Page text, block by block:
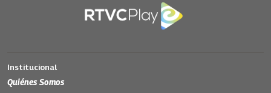
Institucional
Quiénes Somos